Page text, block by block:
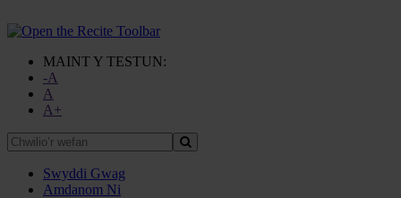
MAINT Y TESTUN:
-A
A
A+
Chwilio’r
wefan
Swyddi Gwag
Amdanom Ni